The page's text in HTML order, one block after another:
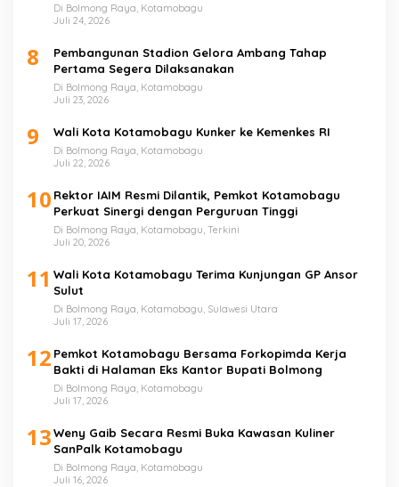
Di Bolmong Raya, Kotamobagu
Juli 24, 2026
8
Pembangunan Stadion Gelora Ambang Tahap
Pertama Segera Dilaksanakan
Di Bolmong Raya, Kotamobagu
Juli 23, 2026
9 Wali Kota Kotamobagu Kunker ke Kemenkes RI
Di Bolmong Raya, Kotamobagu
Juli 22, 2026
10 Rektor IAIM Resmi Dilantik, Pemkot Kotamobagu
Perkuat Sinergi dengan Perguruan Tinggi
Di Bolmong Raya, Kotamobagu, Terkini
Juli 20, 2026
11 Wali Kota Kotamobagu Terima Kunjungan GP Ansor
Sulut
Di Bolmong Raya, Kotamobagu, Sulawesi Utara
Juli 17, 2026
12 Pemkot Kotamobagu Bersama Forkopimda Kerja
Bakti di Halaman Eks Kantor Bupati Bolmong
Di Bolmong Raya, Kotamobagu
Juli 17, 2026
13Weny Gaib Secara Resmi Buka Kawasan Kuliner
SanPalk Kotamobagu
Di Bolmong Raya, Kotamobagu
Juli 16, 2026